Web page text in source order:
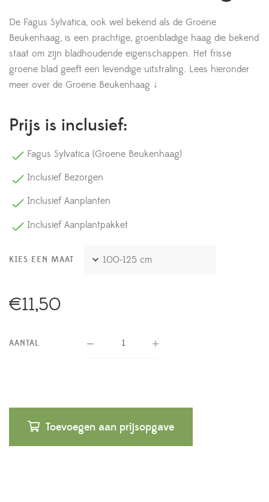
De Fagus Sylvatica, ook wel bekend als de Groene
Beukenhaag, is een prachtige, groenbladige haag die bekend
staat om zijn bladhoudende eigenschappen. Het frisse
groene blad geeft een levendige uitstraling. Lees hieronder
meer over de Groene Beukenhaag ↓
Prijs is inclusief:
Fagus Sylvatica (Groene Beukenhaag)
Inclusief Bezorgen
Inclusief Aanplanten
Inclusief Aanplantpakket
KIES EEN MAAT
€11,50
AANTAL
Toevoegen aan prijsopgave